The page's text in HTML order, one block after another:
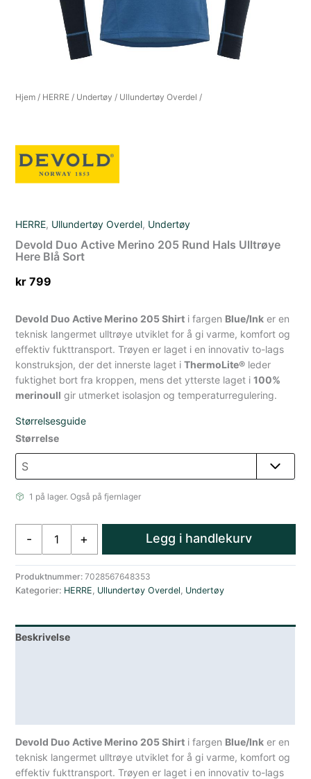
Hjem / HERRE / Undertøy / Ullundertøy Overdel /
HERRE, Ullundertøy Overdel, Undertøy
Devold Duo Active Merino 205 Rund Hals Ulltrøye
Here Blå Sort
kr 799
Devold Duo Active Merino 205 Shirt i fargen Blue/Ink er en
teknisk langermet ulltrøye utviklet for å gi varme, komfort og
effektiv fukttransport. Trøyen er laget i en innovativ to-lags
konstruksjon, der det innerste laget iThermoLite® leder
fuktighet bort fra kroppen, mens det ytterste laget i100%
merinoull gir utmerket isolasjon og temperaturregulering.
Størrelsesguide
Størrelse
1 på lager. Også på fjernlager
-
Merino
205
Hals
Ulltrøye
+ Legg i handlekurv
Produktnummer:7028567648353
Kategorier: HERRE, Ullundertøy Overdel, Undertøy
Beskrivelse
Devold Duo Active Merino 205 Shirt i fargen Blue/Ink er en
teknisk langermet ulltrøye utviklet for å gi varme, komfort og
effektiv fukttransport. Trøyen er laget i en innovativ to-lags